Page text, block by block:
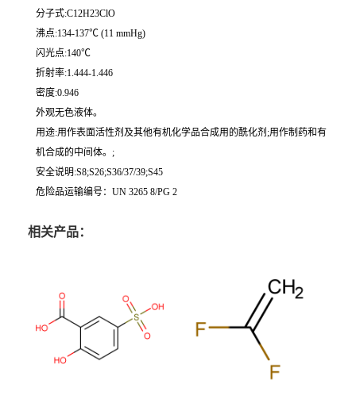
分子式:C12H23ClO
沸点:134-137℃ (11 mmHg)
闪光点:140℃
折射率:1.444-1.446
密度:0.946
外观无色液体。
用途:用作表面活性剂及其他有机化学品合成用的酰化剂;用作制药和有
机合成的中间体。;
安全说明:S8;S26;S36/37/39;S45
危险品运输编号：UN 3265 8/PG 2
相关产品：